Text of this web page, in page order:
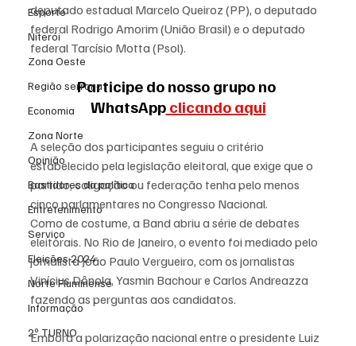
Esporte
Niterói
Zona Oeste
Região serrana
Economia
Zona Norte
Opinião
Bastidores da política
Entretenimento
Serviço
Eleições 2024
Norte Fluminense
Informação
2º TURNO
deputado estadual Marcelo Queiroz (PP), o deputado
federal Rodrigo Amorim (União Brasil) e o deputado
federal Tarcísio Motta (Psol).
Participe do nosso grupo no
WhatsApp clicando aqui
A seleção dos participantes seguiu o critério
estabelecido pela legislação eleitoral, que exige que o
partido, coligação ou federação tenha pelo menos
cinco parlamentares no Congresso Nacional.
Como de costume, a Band abriu a série de debates
eleitorais. No Rio de Janeiro, o evento foi mediado pelo
jornalista João Paulo Vergueiro, com os jornalistas
Vinícius Dônola, Yasmin Bachour e Carlos Andreazza
fazendo as perguntas aos candidatos.
Embora a polarização nacional entre o presidente Luiz